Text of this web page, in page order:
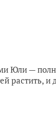
Юли —
растить,